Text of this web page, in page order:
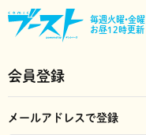
毎週火曜•金曜
お昼12時更新
会員登録
メールアドレスで登録